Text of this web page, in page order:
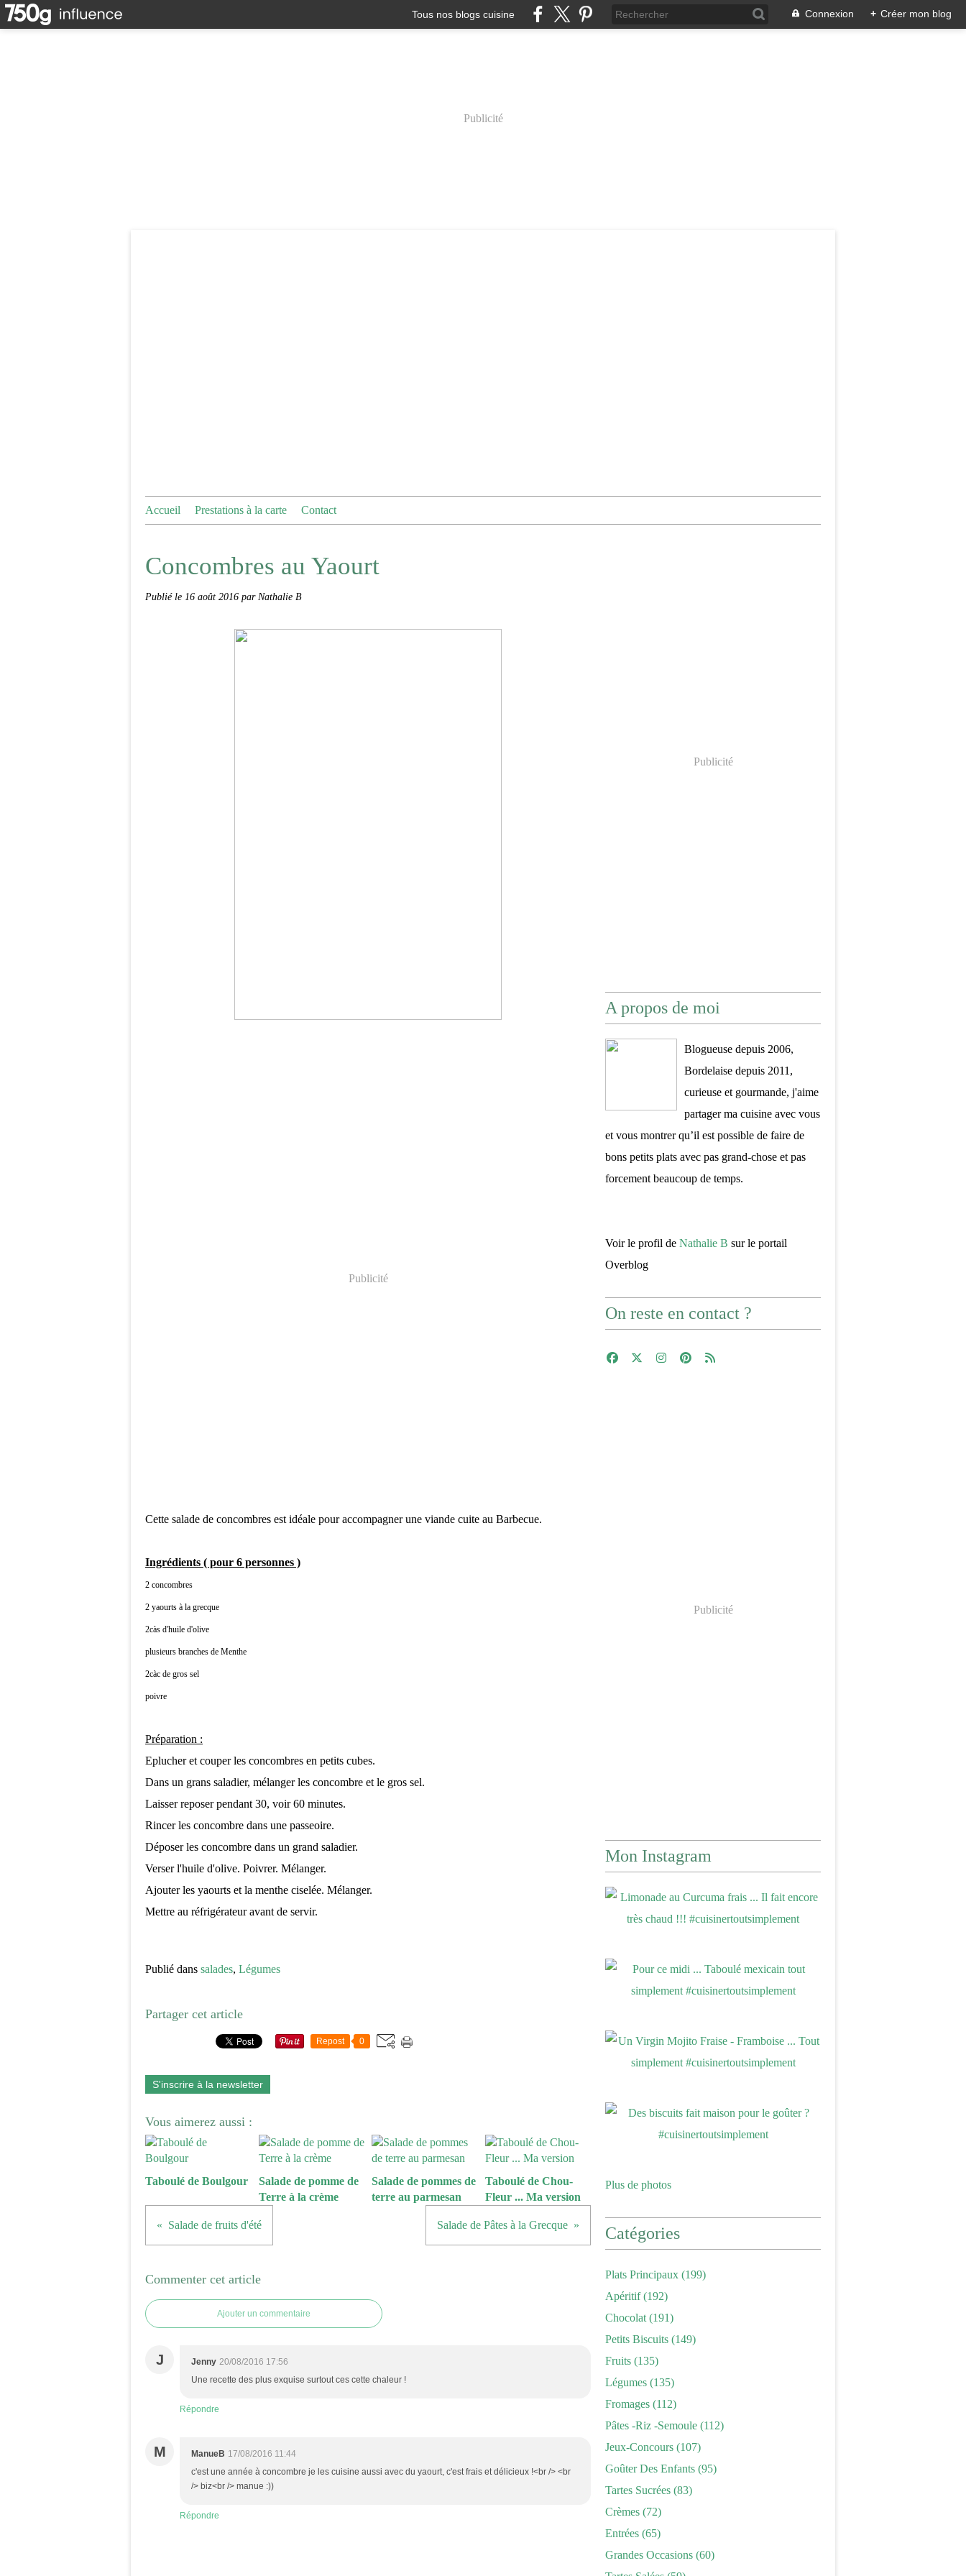
Tous nos blogs cuisine Connexion + Créer mon blog
Publicité
Accueil Prestations à la carte Contact
Concombres au Yaourt
Publié le 16 août 2016 par Nathalie B
Publicité
Cette salade de concombres est idéale pour accompagner une viande cuite au Barbecue.
Ingrédients ( pour 6 personnes )
2 concombres
2 yaourts à la grecque
2càs d'huile d'olive
plusieurs branches de Menthe
2càc de gros sel
poivre
Préparation :
Eplucher et couper les concombres en petits cubes.
Dans un grans saladier, mélanger les concombre et le gros sel.
Laisser reposer pendant 30, voir 60 minutes.
Rincer les concombre dans une passeoire.
Déposer les concombre dans un grand saladier.
Verser l'huile d'olive. Poivrer. Mélanger.
Ajouter les yaourts et la menthe ciselée. Mélanger.
Mettre au réfrigérateur avant de servir.
Publié dans salades, Légumes
Partager cet article
Repost 0
S'inscrire à la newsletter
Vous aimerez aussi :
Taboulé de Boulgour
Salade de pomme de
Terre à la crème
Salade de pommes de
terre au parmesan
Taboulé de Chou-
Fleur ... Ma version
Salade de fruits d'été Salade de Pâtes à la Grecque
Commenter cet article
Ajouter un commentaire
J Jenny 20/08/2016 17:56
Une recette des plus exquise surtout ces cette chaleur !
Répondre
M ManueB 17/08/2016 11:44
c'est une année à concombre je les cuisine aussi avec du yaourt, c'est frais et délicieux !<br /> <br
/> biz<br /> manue :))
Répondre
Publicité
A propos de moi
Blogueuse depuis 2006,
Bordelaise depuis 2011,
curieuse et gourmande, j'aime
partager ma cuisine avec vous
et vous montrer qu’il est possible de faire de
bons petits plats avec pas grand-chose et pas
forcement beaucoup de temps.
Voir le profil de Nathalie B sur le portail
Overblog
On reste en contact ?
Publicité
Mon Instagram
Plus de photos
Catégories
Plats Principaux (199)
Apéritif(192)
Chocolat (191)
Petits Biscuits (149)
Fruits (135)
Légumes (135)
Fromages (112)
Pâtes -riz -semoule (112)
Jeux-Concours (107)
Goûter Des Enfants (95)
Tartes Sucrées (83)
Crèmes (72)
Entrées (65)
Grandes Occasions (60)